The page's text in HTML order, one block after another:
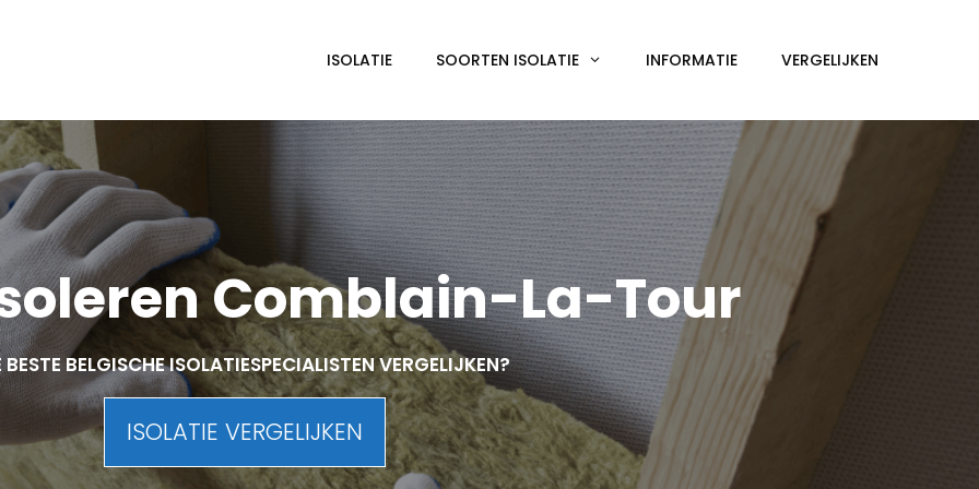
ISOLATIE SOORTEN ISOLATIE INFORMATIE VERGELIJKEN
Comblain-La-Tour
BESTE BELGISCHE ISOLATIESPECIALISTEN VERGELIJKEN?
ISOLATIE VERGELIJKEN